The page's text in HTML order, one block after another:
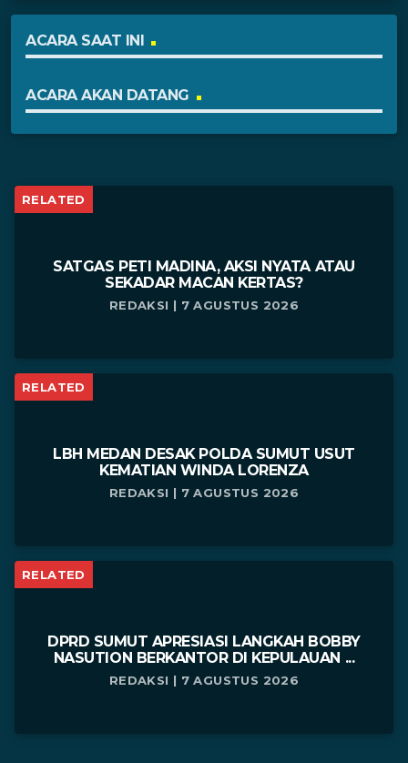
ACARA SAAT INI
ACARA AKAN DATANG
RELATED
SATGAS PETI MADINA, AKSI NYATA ATAU
SEKADAR MACAN KERTAS?
REDAKSI | 7 AGUSTUS 2026
RELATED
LBH MEDAN DESAK POLDA SUMUT USUT
KEMATIAN WINDA LORENZA
REDAKSI | 7 AGUSTUS 2026
RELATED
DPRD SUMUT APRESIASI LANGKAH BOBBY
NASUTION BERKANTOR DI KEPULAUAN ...
REDAKSI | 7 AGUSTUS 2026